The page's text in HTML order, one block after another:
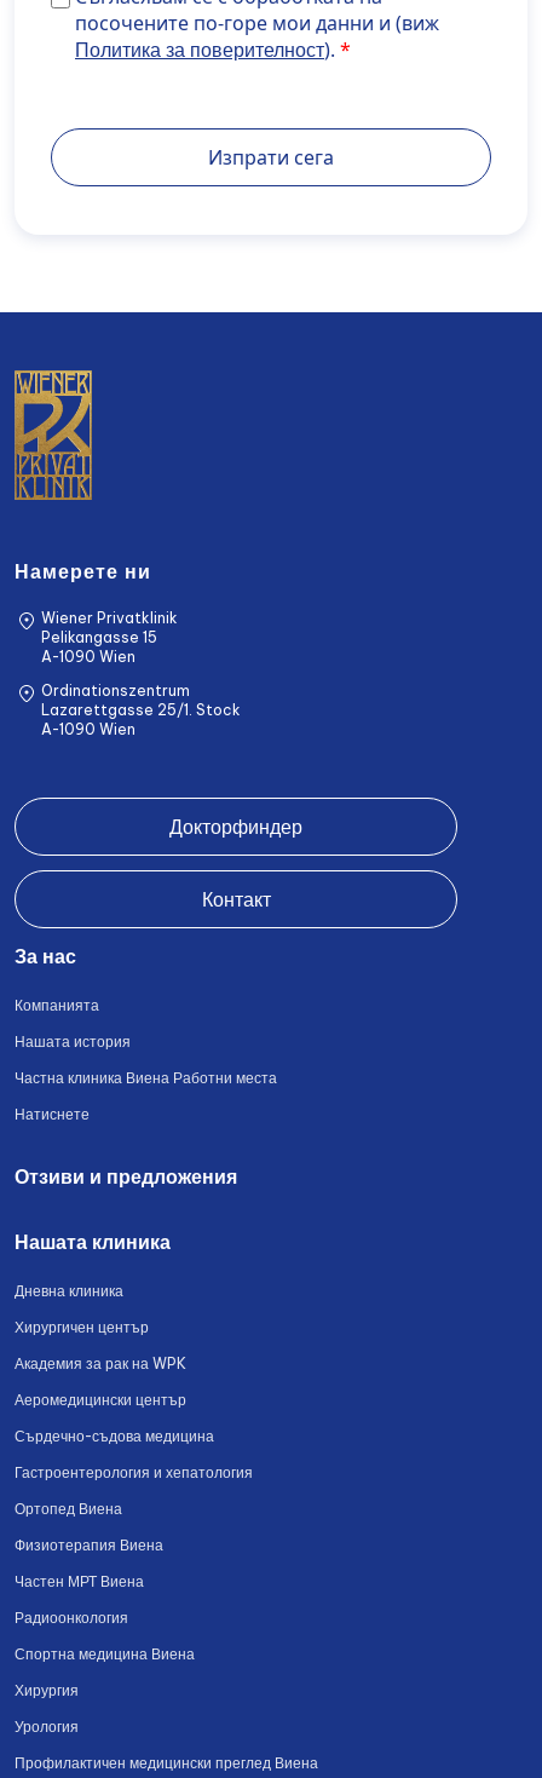
мои данни и (виж <a
href="https://www.develop.maisondidee.com/wiener-
поверителност</a>).
посочените по-горе мои данни и (виж
Политика за поверителност).
Изпрати сега
Намерете ни
Wiener Privatklinik
Pelikangasse 15
A-1090 Wien
Ordinationszentrum
Lazarettgasse 25/1. Stock
A-1090 Wien
Докторфиндер
Контакт
За нас
Компанията
Нашата история
Частна клиника Виена Работни места
Натиснете
Отзиви и предложения
Нашата клиника
Дневна клиника
Хирургичен център
Академия за рак на WPK
Аеромедицински център
Сърдечно-съдова медицина
Гастроентерология и хепатология
Ортопед Виена
Физиотерапия Виена
Частен МРТ Виена
Радиоонкология
Спортна медицина Виена
Хирургия
Урология
Профилактичен медицински преглед Виена